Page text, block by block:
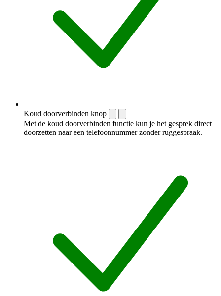
Koud doorverbinden knop
Met de koud doorverbinden functie kun je het gesprek direct
doorzetten naar een telefoonnummer zonder ruggespraak.